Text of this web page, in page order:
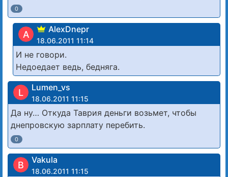
0
A AlexDnepr
18.06.2011 11:14
И не говори.
Недоедает ведь, бедняга.
L Lumen_vs
18.06.2011 11:15
Да ну… Откуда Таврия деньги возьмет, чтобы
днепровскую зарплату перебить.
0
В Vakula
18.06.2011 11:15